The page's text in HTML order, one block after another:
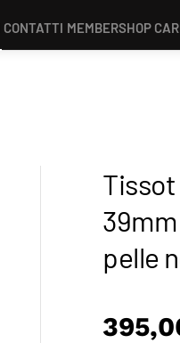
CONTATTI MEMBERSHOP
pelle